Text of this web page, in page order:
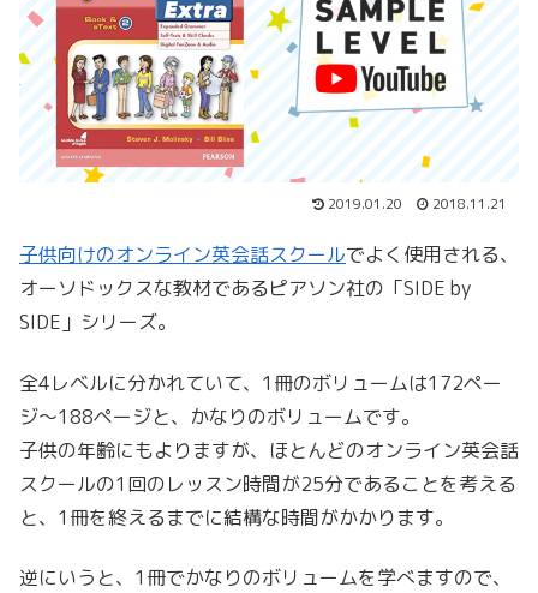
2019.01.20 2018.11.21
子供向けのオンライン英会話スクールでよく使用される、
オーソドックスな教材であるピアソン社の「SIDE by
SIDE」シリーズ。
全4レベルに分かれていて、1冊のボリュームは172ペー
ジ〜188ページと、かなりのボリュームです。
子供の年齢にもよりますが、ほとんどのオンライン英会話
スクールの1回のレッスン時間が25分であることを考える
と、1冊を終えるまでに結構な時間がかかります。
逆にいうと、1冊でかなりのボリュームを学べますので、